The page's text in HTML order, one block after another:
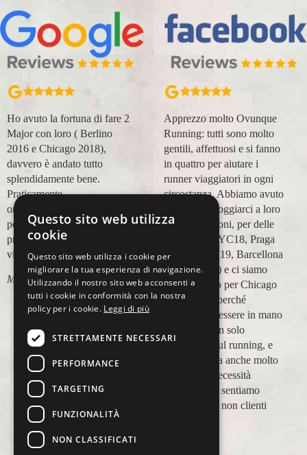
Ho avuto la fortuna di fare 2
Major con loro ( Berlino
2016 e Chicago 2018),
davvero è andato tutto
splendidamente bene.
Praticamente
organizzazione
perfetta,dalla
prenotazione,mesi prima,al
viaggio.
Marco Ceseri
Apprezzo molto Ovunque
Running: tutti sono molto
gentili, affettuosi e si fanno
in quattro per aiutare i
runner viaggiatori in ogni
circostanza. Abbiamo avuto
modo di appoggiarci a loro
in più occasioni, per delle
maratone (NYC18, Praga
19, Valencia 19, Barcellona
21, NYC 22) e ci siamo
affidati a loro per Chicago
23 (ottobre) perché
sappiamo di essere in mano
a persone non solo
competenti sul running, e
sulle città, ma anche molto
attente alle necessità
personali. Ci sentiamo
ospiti, amici, non clienti
Questo sito web utilizza
cookie
Questo sito web utilizza i cookie per
migliorare la tua esperienza di navigazione.
Utilizzando il nostro sito web acconsenti a
tutti i cookie in conformità con la nostra
policy per i cookie. Leggi di più
STRETTAMENTE NECESSARI
PERFORMANCE
TARGETING
FUNZIONALITÀ
NON CLASSIFICATI